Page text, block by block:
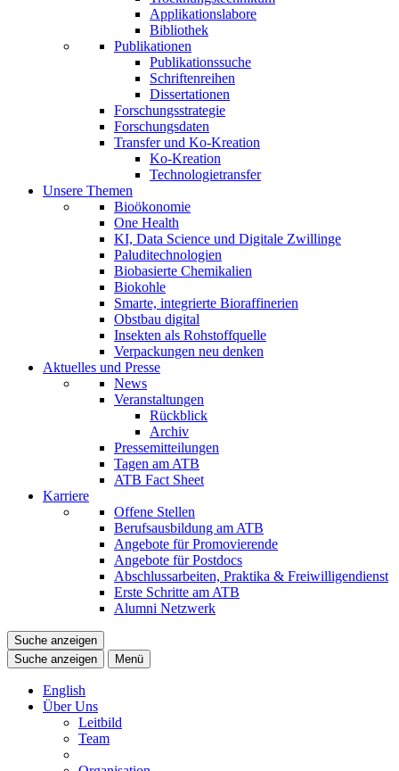
Applikationslabore
Bibliothek
Publikationen
Publikationssuche
Schriftenreihen
Dissertationen
Forschungsstrategie
Forschungsdaten
Transfer und Ko-Kreation
Ko-Kreation
Technologietransfer
Unsere Themen
Bioökonomie
One Health
KI, Data Science und Digitale Zwillinge
Paluditechnologien
Biobasierte Chemikalien
Biokohle
Smarte, integrierte Bioraffinerien
Obstbau digital
Insekten als Rohstoffquelle
Verpackungen neu denken
Aktuelles und Presse
News
Veranstaltungen
Rückblick
Archiv
Pressemitteilungen
Tagen am ATB
ATB Fact Sheet
Karriere
Offene Stellen
Berufsausbildung am ATB
Angebote für Promovierende
Angebote für Postdocs
Abschlussarbeiten, Praktika & Freiwilligendienst
Erste Schritte am ATB
Alumni Netzwerk
Suche anzeigen
Suche anzeigen
Menü
English
Über Uns
Leitbild
Team